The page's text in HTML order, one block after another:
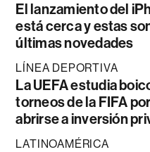
El lanzamiento del
está cerca y estas
últimas novedades
LÍNEA DEPORTIVA
La UEFA estudia
torneos de la FIFA
abrirse a inversión
LATINOAMÉRICA